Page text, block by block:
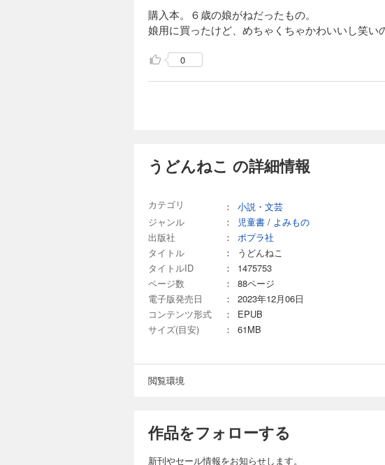
購入本。６歳の娘がねだったもの。
娘用に買ったけど、めちゃくちゃかわいいし笑い
0
うどんねこ の詳細情報
カテゴリ ：
小説・文芸
ジャンル
： 児童書 / よみもの
出版社
：
ポプラ社
タイトル
：
うどんねこ
タイトルID
：
1475753
ページ数
：
88ページ
電子版発売日
：
2023年12月06日
コンテンツ形式
：
EPUB
サイズ(目安)
： 61MB
閲覧環境
作品をフォローする
新刊やセール情報をお知らせします。